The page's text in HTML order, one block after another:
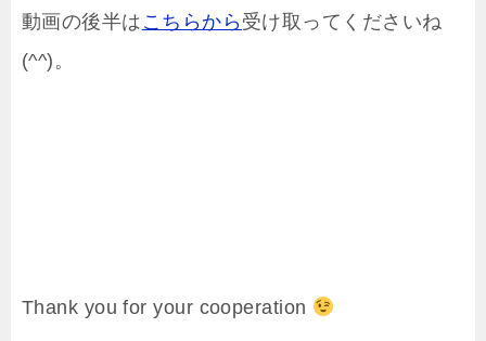
動画の後半は こちらから受け取ってくださいね
(^^)。
Thank you for your cooperation